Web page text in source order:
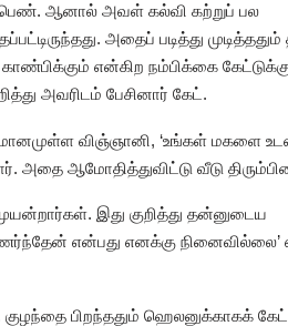
பெண். ஆனால் அவள் கல்வி கற்றுப் பல
அதைப் படித்து
என்கிற நம்பிக்கை
அவரிடம் பேசினார் கேட்.
விஞ்ஞானி, ‘உங்கள் மகளை
அதை ஆமோதித்துவிட்டு வீடு
இது குறித்து தன்னுடைய
என்பது எனக்கு நினைவில்லை’
பிறந்ததும் ஹெலனுக்காகக் கேட்